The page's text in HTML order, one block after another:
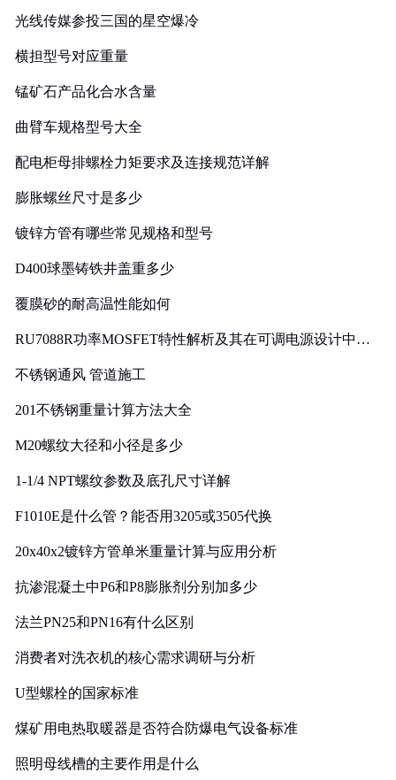
光线传媒参投三国的星空爆冷
横担型号对应重量
锰矿石产品化合水含量
曲臂车规格型号大全
配电柜母排螺栓力矩要求及连接规范详解
膨胀螺丝尺寸是多少
镀锌方管有哪些常见规格和型号
D400球墨铸铁井盖重多少
覆膜砂的耐高温性能如何
RU7088R功率MOSFET特性解析及其在可调电源设计中的
不锈钢通风 管道施工
201不锈钢重量计算方法大全
M20螺纹大径和小径是多少
1-1/4 NPT螺纹参数及底孔尺寸详解
F1010E是什么管？能否用3205或3505代换
20x40x2镀锌方管单米重量计算与应用分析
抗渗混凝土中P6和P8膨胀剂分别加多少
法兰PN25和PN16有什么区别
消费者对洗衣机的核心需求调研与分析
U型螺栓的国家标准
煤矿用电热取暖器是否符合防爆电气设备标准
照明母线槽的主要作用是什么